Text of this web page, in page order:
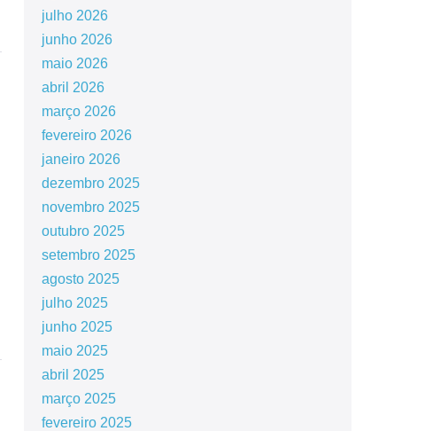
julho 2026
junho 2026
maio 2026
abril 2026
março 2026
fevereiro 2026
janeiro 2026
dezembro 2025
novembro 2025
outubro 2025
setembro 2025
agosto 2025
julho 2025
junho 2025
maio 2025
abril 2025
março 2025
fevereiro 2025